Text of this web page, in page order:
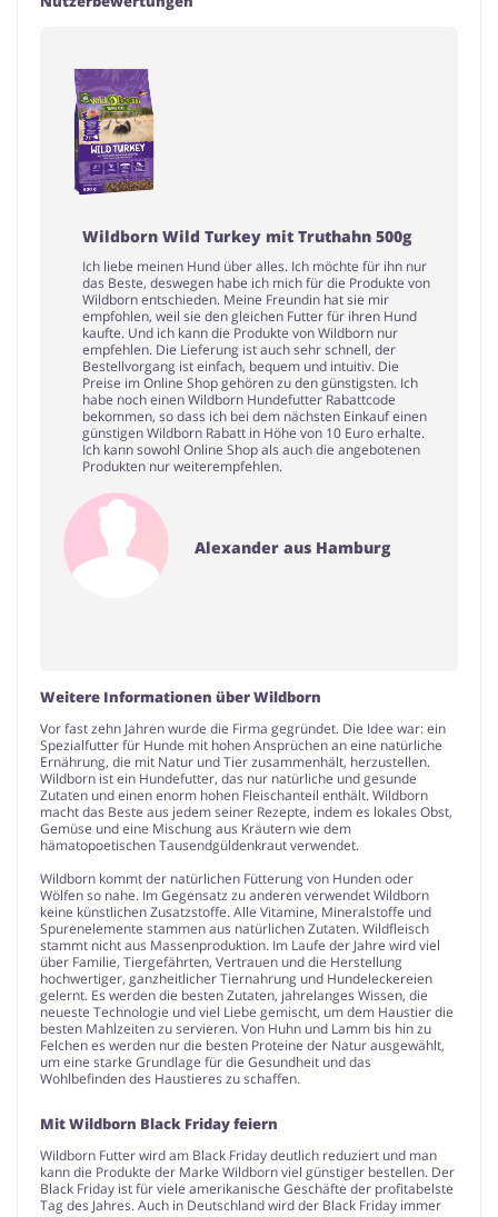
Wildborn Wild Turkey mit Truthahn 500g
Ich liebe meinen Hund über alles. Ich möchte für ihn nur
das Beste, deswegen habe ich mich für die Produkte von
Wildborn entschieden. Meine Freundin hat sie mir
empfohlen, weil sie den gleichen Futter für ihren Hund
kaufte. Und ich kann die Produkte von Wildborn nur
empfehlen. Die Lieferung ist auch sehr schnell, der
Bestellvorgang ist einfach, bequem und intuitiv. Die
Preise im Online Shop gehören zu den günstigsten. Ich
habe noch einen Wildborn Hundefutter Rabattcode
bekommen, so dass ich bei dem nächsten Einkauf einen
günstigen Wildborn Rabatt in Höhe von 10 Euro erhalte.
Ich kann sowohl Online Shop als auch die angebotenen
Produkten nur weiterempfehlen.
Alexander aus Hamburg
Weitere Informationen über Wildborn
Vor fast zehn Jahren wurde die Firma gegründet. Die Idee war: ein
Spezialfutter für Hunde mit hohen Ansprüchen an eine natürliche
Ernährung, die mit Natur und Tier zusammenhält, herzustellen.
Wildborn ist ein Hundefutter, das nur natürliche und gesunde
Zutaten und einen enorm hohen Fleischanteil enthält. Wildborn
macht das Beste aus jedem seiner Rezepte, indem es lokales Obst,
Gemüse und eine Mischung aus Kräutern wie dem
hämatopoetischen Tausendgüldenkraut verwendet.
Wildborn kommt der natürlichen Fütterung von Hunden oder
Wölfen so nahe. Im Gegensatz zu anderen verwendet Wildborn
keine künstlichen Zusatzstoffe. Alle Vitamine, Mineralstoffe und
Spurenelemente stammen aus natürlichen Zutaten. Wildfleisch
stammt nicht aus Massenproduktion. Im Laufe der Jahre wird viel
über Familie, Tiergefährten, Vertrauen und die Herstellung
hochwertiger, ganzheitlicher Tiernahrung und Hundeleckereien
gelernt. Es werden die besten Zutaten, jahrelanges Wissen, die
neueste Technologie und viel Liebe gemischt, um dem Haustier die
besten Mahlzeiten zu servieren. Von Huhn und Lamm bis hin zu
Felchen es werden nur die besten Proteine der Natur ausgewählt,
um eine starke Grundlage für die Gesundheit und das
Wohlbefinden des Haustieres zu schaffen.
Mit Wildborn Black Friday feiern
Wildborn Futter wird am Black Friday deutlich reduziert und man
kann die Produkte der Marke Wildborn viel günstiger bestellen. Der
Black Friday ist für viele amerikanische Geschäfte der profitabelste
Tag des Jahres. Auch in Deutschland wird der Black Friday immer